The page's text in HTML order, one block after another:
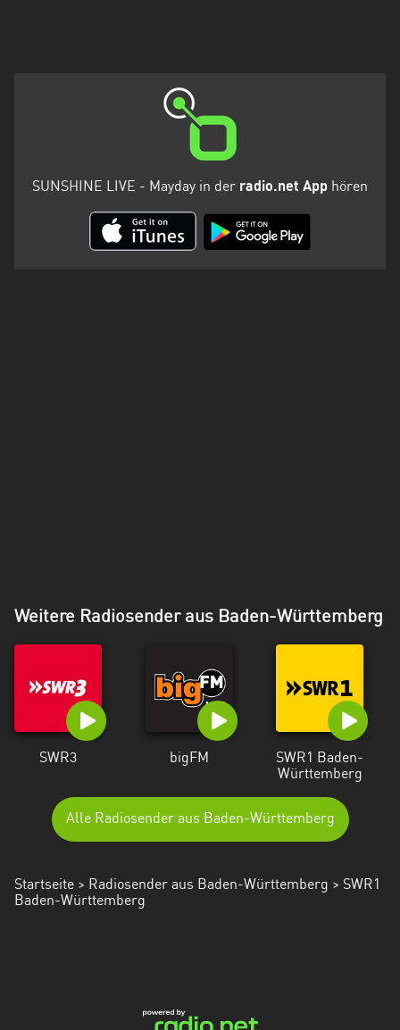
SUNSHINE LIVE - Mayday in der radio.net App hören
Weitere Radiosender aus Baden-Württemberg
SWR3 bigFM
SWR1 Baden-
Württemberg
Alle Radiosender aus Baden-Württemberg
Startseite > Radiosender aus Baden-Württemberg > SWR1
Baden-Württemberg